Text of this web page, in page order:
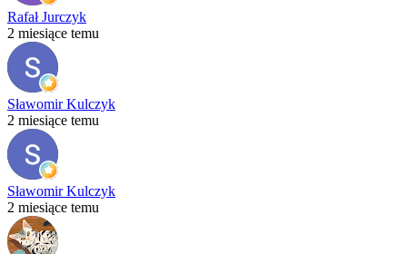
Rafał Jurczyk
2 miesiące temu
Sławomir Kulczyk
2 miesiące temu
Sławomir Kulczyk
2 miesiące temu